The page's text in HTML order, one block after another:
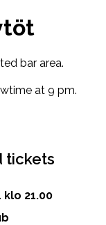
bar area.
at 9 pm.
tickets
klo 21.00